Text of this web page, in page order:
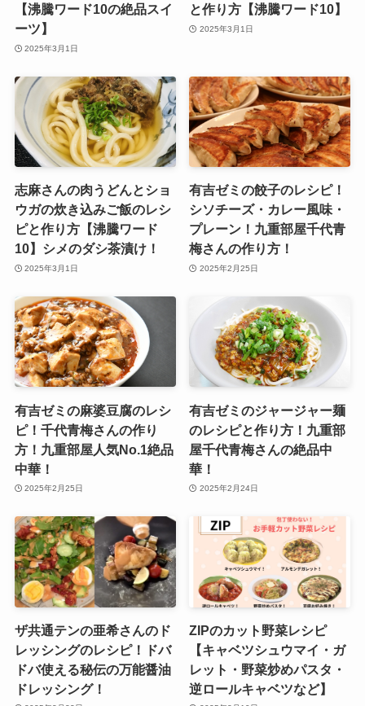
【沸騰ワード10の絶品スイ
ーツ】
2025年3月1日
と作り方【沸騰ワード10】
2025年3月1日
志麻さんの肉うどんとショ
ウガの炊き込みご飯のレシ
ピと作り方【沸騰ワード
10】シメのダシ茶漬け！
2025年3月1日
有吉ゼミの餃子のレシピ！
シソチーズ・カレー風味・
プレーン！九重部屋千代青
梅さんの作り方！
2025年2月25日
有吉ゼミの麻婆豆腐のレシ
ピ！千代青梅さんの作り
方！九重部屋人気No.1絶品
中華！
2025年2月25日
有吉ゼミのジャージャー麺
のレシピと作り方！九重部
屋千代青梅さんの絶品中
華！
2025年2月24日
ザ共通テンの亜希さんのド
レッシングのレシピ！ドバ
ドバ使える秘伝の万能醤油
ドレッシング！
ZIPのカット野菜レシピ
【キャベツシュウマイ・ガ
レット・野菜炒めパスタ・
逆ロールキャベツなど】